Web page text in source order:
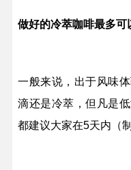
做好的冷萃咖啡最多可
一般来说，出于风味
滴还是冷萃，但凡是
都建议大家在5天内（